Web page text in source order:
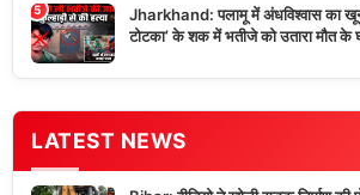
5
Jharkhand: पलामू में अंधविश्वास का
टोटका’ के शक में भतीजे को उतारा मौत के
LATEST NEWS